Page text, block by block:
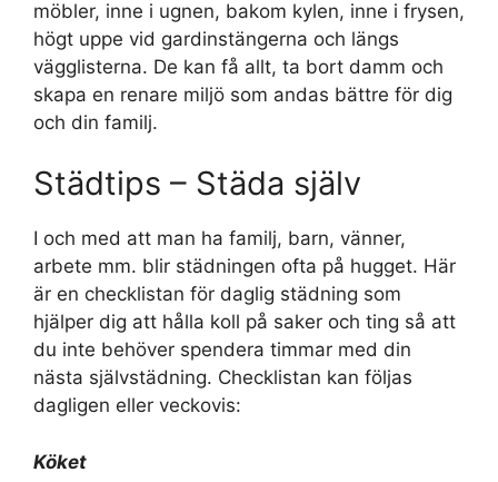
möbler, inne i ugnen, bakom kylen, inne i frysen,
högt uppe vid gardinstängerna och längs
vägglisterna. De kan få allt, ta bort damm och
skapa en renare miljö som andas bättre för dig
och din familj.
Städtips – Städa själv
I och med att man ha familj, barn, vänner,
arbete mm. blir städningen ofta på hugget. Här
är en checklistan för daglig städning som
hjälper dig att hålla koll på saker och ting så att
du inte behöver spendera timmar med din
nästa självstädning. Checklistan kan följas
dagligen eller veckovis:
Köket